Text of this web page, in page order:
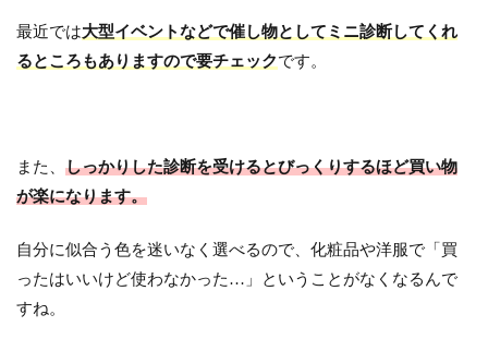
最近では大型イベントなどで催し物としてミニ診断してくれ
るところもありますので要チェックです。
また、 しっかりした診断を受けるとびっくりするほど買い物
が楽になります。
自分に似合う色を迷いなく選べるので、化粧品や洋服で「買
ったはいいけど使わなかった…」ということがなくなるんで
すね。